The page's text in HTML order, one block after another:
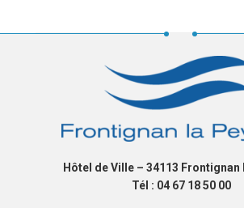
Hôtel de Ville – 34113 Frontignan
Tél : 04 67 18 50 00